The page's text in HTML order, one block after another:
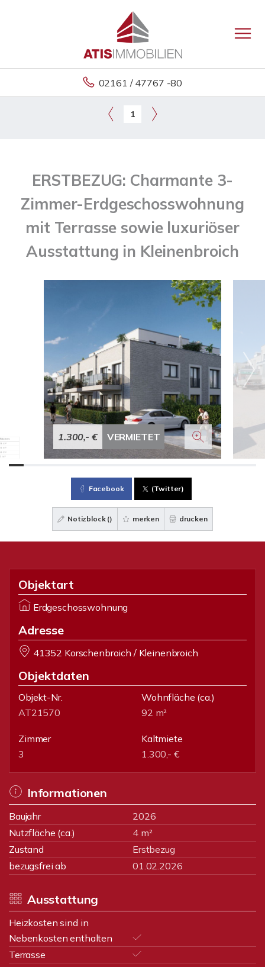
02161 / 47767 -80
1
ERSTBEZUG: Charmante 3-
Zimmer-Erdgeschosswohnung
mit Terrasse sowie luxuriöser
Ausstattung in Kleinenbroich
1.300,- € VERMIETET
Facebook (Twitter)
Notizblock () merken drucken
Objektart
Erdgeschosswohnung
Adresse
41352 Korschenbroich / Kleinenbroich
Objektdaten
Objekt-Nr.
AT21570
Wohnfläche (ca.)
92 m²
Zimmer
3
Kaltmiete
1.300,- €
Informationen
Baujahr
2026
Nutzfläche (ca.)
4 m²
Zustand
Erstbezug
bezugsfrei ab
01.02.2026
Ausstattung
Heizkosten sind in
Nebenkosten enthalten
Terrasse